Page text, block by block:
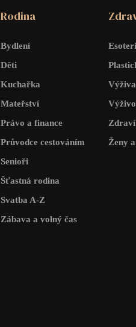
Rodina
Bydlení
Děti
Kuchařka
Mateřství
Právo a finance
Průvodce cestováním
Senioři
Šťastná rodina
Svatba A-Z
Zábava a volný čas
Výživa
Zdraví
Ženy